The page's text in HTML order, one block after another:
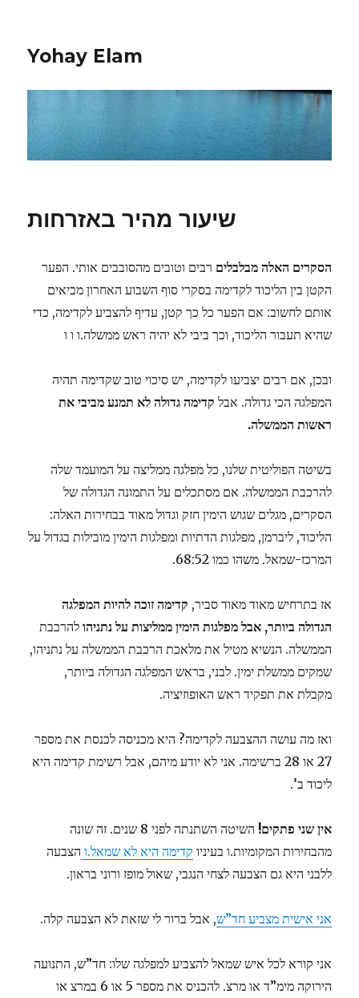
Yohay Elam
שיעור מהיר באזרחות
הסקרים האלה מבלבלים רבים וטובים מהסובבים אותי. הפער
הקטן בין הליכוד לקדימה בסקרי סוף השבוע האחרון מביאים
אותם לחשוב: אם הפער כל כך קטן, עדיף להצביע לקדימה, כדי
שהיא תעבור הליכוד, וכך ביבי לא יהיה ראש ממשלה.ו ו ו
ובכן, אם רבים יצביעו לקדימה, יש סיכוי טוב שקדימה תהיה
המפלגה הכי גדולה. אבל קדימה גדולה לא תמנע מביבי את
ראשות הממשלה.
בשיטה הפוליטית שלנו, כל מפלגה ממליצה על המועמד שלה
להרכבת הממשלה. אם מסתכלים על התמונה הגדולה של
הסקרים, מגלים שגוש הימין חזק וגדול מאוד בבחירות האלה:
הליכוד, ליברמן, מפלגות הדתיות ומפלגות הימין מובילות בגדול על
המרכז-שמאל. משהו כמו 68:52.
אז בתרחיש מאוד מאוד סביר, קדימה זוכה להיות המפלגה
הגדולה ביותר, אבל מפלגות הימין ממליצות על נתניהולהרכבת
הממשלה. הנשיא מטיל את מלאכת הרכבת הממשלה על נתניהו,
שמקים ממשלת ימין. לבני, בראש המפלגה הגדולה ביותר,
מקבלת את תפקיד ראש האופוזיציה.
ואז מה עושה ההצבעה לקדימה? היא מכניסה לכנסת את מספר
27 או 28 ברשימה. אני לא יודע מיהם, אבל רשימת קדימה היא
ליכוד ב’.
אין שני פתקים!
השיטה השתנתה לפני 8 שנים. זה שונה
מהבחירות המקומיות.ו בעיניו קדימה היא לא שמאל.ו הצבעה
ללבני היא גם הצבעה לצחי הנגבי, שאול מופז ורוני בראון.
אני אישית מצביע חד”ש, אבל ברור לי שזאת לא הצבעה קלה.
אני קורא לכל איש שמאל להצביע למפלגה שלו: חד”ש, התנועה
הירוקה מימ”ד או מרצ. להכניס את מספר 5 או 6 במרצ או